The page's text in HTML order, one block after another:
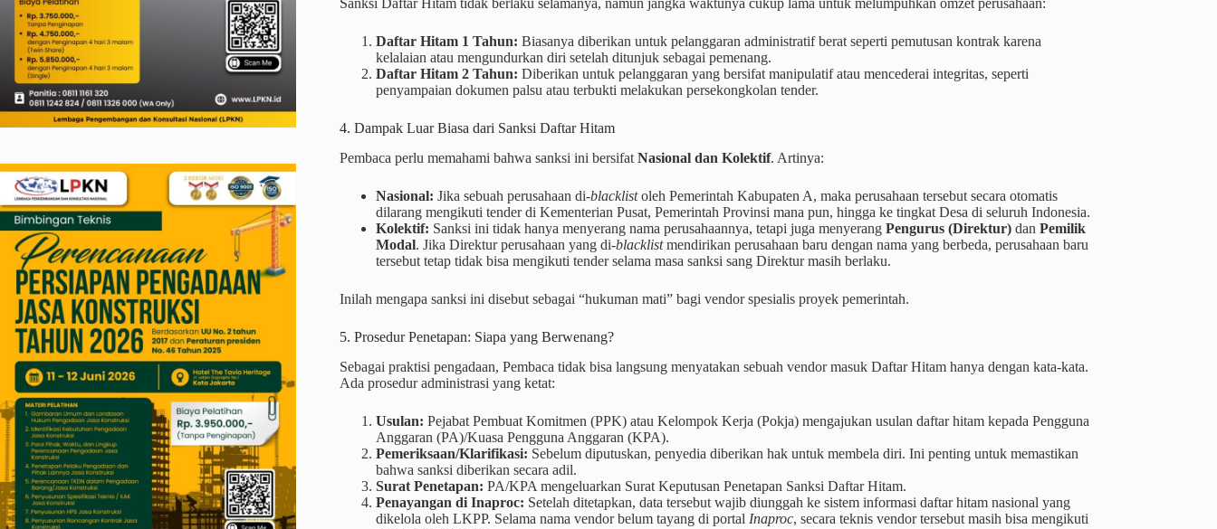
Sanksi Daftar Hitam tidak berlaku selamanya, namun jangka waktunya cukup lama untuk melumpuhkan omzet perusahaan:
Daftar Hitam 1 Tahun: Biasanya diberikan untuk pelanggaran administratif berat seperti pemutusan kontrak karena
kelalaian atau mengundurkan diri setelah ditunjuk sebagai pemenang.
Daftar Hitam 2 Tahun: Diberikan untuk pelanggaran yang bersifat manipulatif atau mencederai integritas, seperti
penyampaian dokumen palsu atau terbukti melakukan persekongkolan tender.
4. Dampak Luar Biasa dari Sanksi Daftar Hitam
Pembaca perlu memahami bahwa sanksi ini bersifat Nasional dan Kolektif. Artinya:
Nasional: Jika sebuah perusahaan di-blacklistoleh Pemerintah Kabupaten A, maka perusahaan tersebut secara otomatis
dilarang mengikuti tender di Kementerian Pusat, Pemerintah Provinsi mana pun, hingga ke tingkat Desa di seluruh Indonesia.
Kolektif: Sanksi ini tidak hanya menyerang nama perusahaannya, tetapi juga menyerang Pengurus (Direktur)dan Pemilik
Modal. Jika Direktur perusahaan yang di-blacklistmendirikan perusahaan baru dengan nama yang berbeda, perusahaan baru
tersebut tetap tidak bisa mengikuti tender selama masa sanksi sang Direktur masih berlaku.
Inilah mengapa sanksi ini disebut sebagai “hukuman mati” bagi vendor spesialis proyek pemerintah.
5. Prosedur Penetapan: Siapa yang Berwenang?
Sebagai praktisi pengadaan, Pembaca tidak bisa langsung menyatakan sebuah vendor masuk Daftar Hitam hanya dengan kata-kata.
Ada prosedur administrasi yang ketat:
Usulan: Pejabat Pembuat Komitmen (PPK) atau Kelompok Kerja (Pokja) mengajukan usulan daftar hitam kepada Pengguna
Anggaran (PA)/Kuasa Pengguna Anggaran (KPA).
Pemeriksaan/Klarifikasi: Sebelum diputuskan, penyedia diberikan hak untuk membela diri. Ini penting untuk memastikan
bahwa sanksi diberikan secara adil.
Surat Penetapan: PA/KPA mengeluarkan Surat Keputusan Penetapan Sanksi Daftar Hitam.
Penayangan di Inaproc: Setelah ditetapkan, data tersebut wajib diunggah ke sistem informasi daftar hitam nasional yang
dikelola oleh LKPP. Selama nama vendor belum tayang di portal Inaproc, secara teknis vendor tersebut masih bisa mengikuti